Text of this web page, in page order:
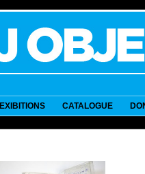
EXIBITIONS CATALOGUE